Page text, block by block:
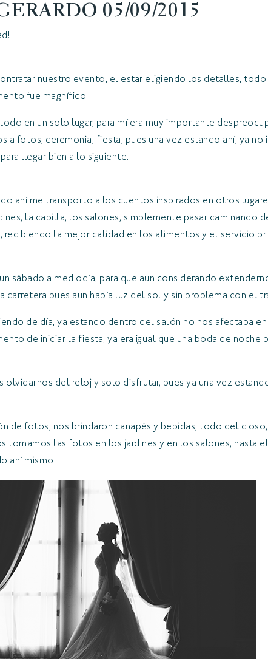
05/09/2015
nuestro evento, el estar eligiendo los detalles,
fue magnífico.
en un solo lugar, para mí era muy importante
a fotos, ceremonia, fiesta; pues una vez estando ahí, ya
llegar bien a lo siguiente.
ahí me transporto a los cuentos inspirados en otros
la capilla, los salones, simplemente pasar caminando
recibiendo la mejor calidad en los alimentos y el servicio
sábado a mediodía, para que aun considerando
carretera pues aun había luz del sol y sin problema con el
de día, ya estando dentro del salón no nos afectaba
de iniciar la fiesta, ya era igual que una boda de noche
olvidarnos del reloj y solo disfrutar, pues ya una vez
de fotos, nos brindaron canapés y bebidas, todo
tomamos las fotos en los jardines y en los salones, hasta
ahí mismo.